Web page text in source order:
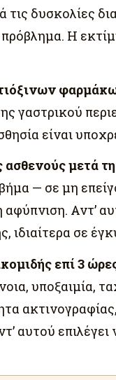
τις δυσκολίες
πρόβλημα. Η
γαστρικού
είναι
μετά
— σε μη
αφύπνιση. Αντ’
ιδιαίτερα σε
επί 3
υποξαιμία,
αυτού